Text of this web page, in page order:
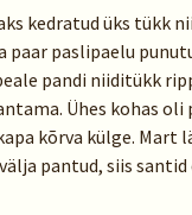
kedratud üks tükk
paslipaelu
pandi niiditükk
Ühes kohas
kõrva külge. Mart
pantud, siis